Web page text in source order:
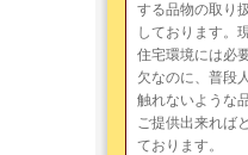
する品物の取り
しております。
住宅環境には必
欠なのに、普段
触れないような
ご提供出来れば
ております。